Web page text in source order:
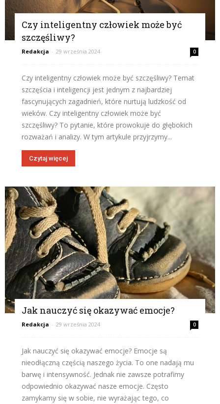
Czy inteligentny człowiek może być
szczęśliwy?
Redakcja - 29 września 2024 0
Czy inteligentny człowiek może być szczęśliwy? Temat
szczęścia i inteligencji jest jednym z najbardziej
fascynujących zagadnień, które nurtują ludzkość od
wieków. Czy inteligentny człowiek może być
szczęśliwy? To pytanie, które prowokuje do głębokich
rozważań i analizy. W tym artykule przyjrzymy...
Czytaj więcej
Jak nauczyć się okazywać emocje?
Redakcja - 29 września 2024 0
Jak nauczyć się okazywać emocje? Emocje są
nieodłączną częścią naszego życia. To one nadają mu
barwę i intensywność. Jednak nie zawsze potrafimy
odpowiednio okazywać nasze emocje. Często
zamykamy się w sobie, nie wyrażając tego, co